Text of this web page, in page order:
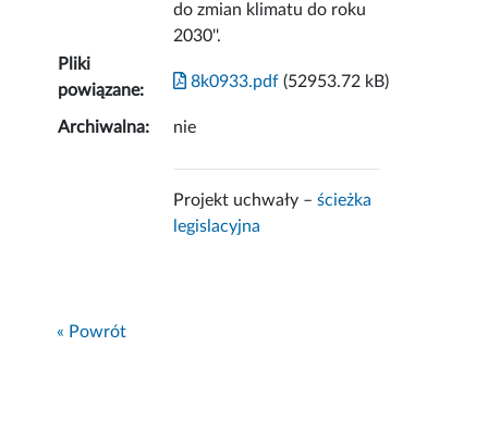
do zmian klimatu do roku
2030''.
Pliki
powiązane:
8k0933.pdf (52953.72 kB)
Archiwalna: nie
Projekt uchwały –ścieżka
legislacyjna
« Powrót